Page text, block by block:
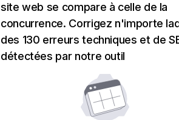
site web se compare à celle de la
concurrence. Corrigez n'importe
des 130 erreurs techniques et de
détectées par notre outil